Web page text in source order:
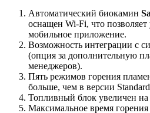
Автоматический биокамин
оснащен Wi-Fi, что позволяет
мобильное приложение.
Возможность интеграции с
(опция за дополнительную
менеджеров).
Пять режимов горения
больше, чем в версии
Топливный блок увеличен на
Максимальное время горения